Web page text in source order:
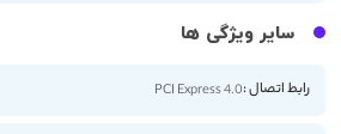
سایر ویژگی ها
رابط اتصال :PCI Express 4.0